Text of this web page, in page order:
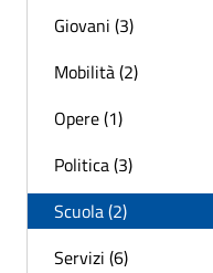
Giovani (3)
Mobilità (2)
Opere (1)
Politica (3)
Scuola (2)
Servizi (6)